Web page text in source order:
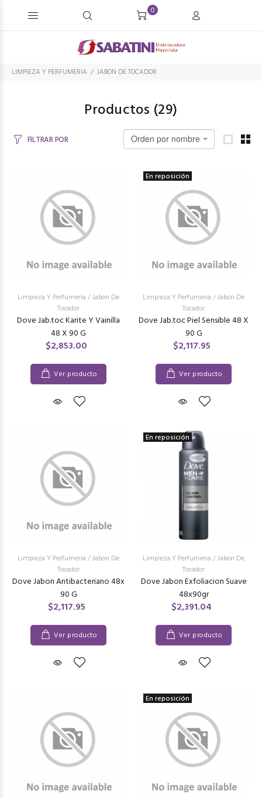
0
LIMPIEZA Y PERFUMERIA JABON DE TOCADOR
Productos (29)
FILTRAR POR Orden por nombre
Limpieza Y Perfumeria /Jabon De
Tocador
Dove Jab.toc Karite Y Vainilla
48 X 90 G
$2,853.00
Ver producto
En reposición
Limpieza Y Perfumeria /Jabon De
Tocador
Dove Jab.toc Piel Sensible 48 X
90 G
$2,117.95
Ver producto
Limpieza Y Perfumeria /Jabon De
Tocador
Dove Jabon Antibacteriano 48x
90 G
$2,117.95
Ver producto
En reposición
Limpieza Y Perfumeria /Jabon De
Tocador
Dove Jabon Exfoliacion Suave
48x90gr
$2,391.04
Ver producto
En reposición